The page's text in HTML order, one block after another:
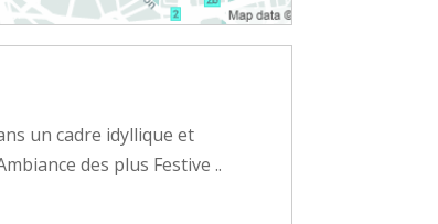
un cadre idyllique et
des plus Festive ..